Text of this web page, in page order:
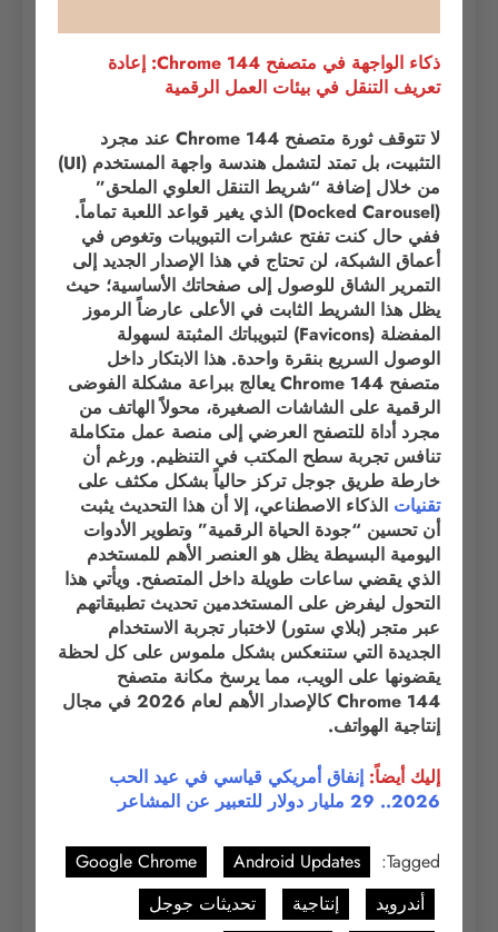
ذكاء الواجهة في متصفح Chrome 144: إعادة
تعريف التنقل في بيئات العمل الرقمية
لا تتوقف ثورة متصفح Chrome 144 عند مجرد
التثبيت، بل تمتد لتشمل هندسة واجهة المستخدم (UI)
من خلال إضافة “شريط التنقل العلوي الملحق”
(Docked Carousel) الذي يغير قواعد اللعبة تماماً.
ففي حال كنت تفتح عشرات التبويبات وتغوص في
أعماق الشبكة، لن تحتاج في هذا الإصدار الجديد إلى
التمرير الشاق للوصول إلى صفحاتك الأساسية؛ حيث
يظل هذا الشريط الثابت في الأعلى عارضاً الرموز
المفضلة (Favicons) لتبويباتك المثبتة لسهولة
الوصول السريع بنقرة واحدة. هذا الابتكار داخل
متصفح Chrome 144 يعالج ببراعة مشكلة الفوضى
الرقمية على الشاشات الصغيرة، محولاً الهاتف من
مجرد أداة للتصفح العرضي إلى منصة عمل متكاملة
تنافس تجربة سطح المكتب في التنظيم. ورغم أن
خارطة طريق جوجل تركز حالياً بشكل مكثف على
تقنيات الذكاء الاصطناعي، إلا أن هذا التحديث يثبت
أن تحسين “جودة الحياة الرقمية” وتطوير الأدوات
اليومية البسيطة يظل هو العنصر الأهم للمستخدم
الذي يقضي ساعات طويلة داخل المتصفح. ويأتي هذا
التحول ليفرض على المستخدمين تحديث تطبيقاتهم
عبر متجر (بلاي ستور) لاختبار تجربة الاستخدام
الجديدة التي ستنعكس بشكل ملموس على كل لحظة
يقضونها على الويب، مما يرسخ مكانة متصفح
Chrome 144 كالإصدار الأهم لعام 2026 في مجال
إنتاجية الهواتف.
إليك أيضاً: إنفاق أمريكي قياسي في عيد الحب
2026.. 29 مليار دولار للتعبير عن المشاعر
Tagged:
Android Updates
Google Chrome
أندرويد
إنتاجية
تحديثات جوجل